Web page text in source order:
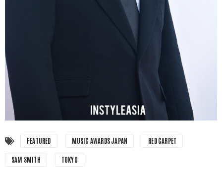
FEATURED MUSIC AWARDS JAPAN RED CARPET
SAM SMITH TOKYO